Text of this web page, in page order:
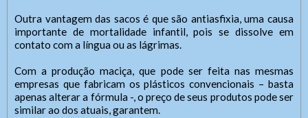
Outra vantagem das sacos é que são antiasfixia, uma causa
importante de mortalidade infantil, pois se dissolve em
contato com a língua ou as lágrimas.
Com a produção maciça, que pode ser feita nas mesmas
empresas que fabricam os plásticos convencionais – basta
apenas alterar a fórmula -, o preço de seus produtos pode ser
similar ao dos atuais, garantem.
Letra A+ > Aumenta o tamanho da fonte.
Letra A- > Diminui o tamanho da fonte.
Para alterar a cor do layout de escuro para claro e vice
versa clique no ícone
.
Enviar
Senha
Enviar
Cidade:
Nome do Atendente:
Telefone: (xx) xxxx-xxxx
e-Mail:
Horário de Funcionamento:
Das xxh às xxh e das xxh às xxh
Atendente/Ouvidor:
Nome do Atendente/Ouvidor
Expediente:
Das 8h às 11h, das 14h às 18h.
De segunda-feira a sexta-feira.